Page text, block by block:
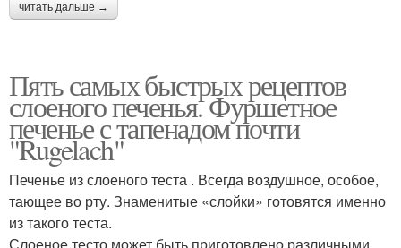
читать дальше →
Пять самых быстрых рецептов
слоеного печенья. Фуршетное
печенье с тапенадом почти
"Rugelach"
Печенье из слоеного теста . Всегда воздушное, особое,
тающее во рту. Знаменитые «слойки» готовятся именно
из такого теста.